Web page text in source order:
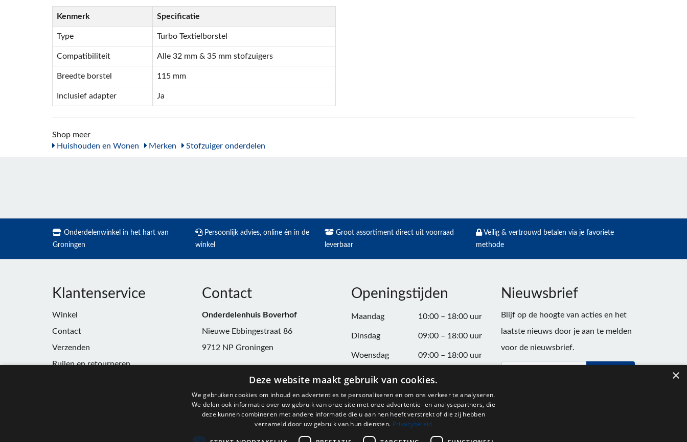
Kenmerk Specificatie
Type Turbo Textielborstel
Compatibiliteit Alle 32 mm & 35 mm stofzuigers
Breedte borstel 115 mm
Inclusief adapter Ja
Shop meer
Huishouden en Wonen
Merken Stofzuiger onderdelen
Onderdelenwinkel in het hart van
Groningen
Persoonlijk advies, online én in de
winkel
Groot assortiment direct uit voorraad
leverbaar
Veilig & vertrouwd betalen via je favoriete
methode
Klantenservice
Winkel
Contact
Verzenden
Ruilen en retourneren
Contact
Onderdelenhuis Boverhof
Nieuwe Ebbingestraat 86
9712 NP Groningen
winkel@onderdelenhuisgroningen.nl
91037743
Openingstijden
Maandag 10:00 – 18:00 uur
Dinsdag 09:00 – 18:00 uur
Woensdag 09:00 – 18:00 uur
Donderdag 09:00 – 20:00 uur
Vrijdag 09:00 – 18:00 uur
Zaterdag 09:00 – 17:00 uur
Nieuwsbrief
Blijf op de hoogte van acties en het
laatste nieuws door je aan te melden
voor de nieuwsbrief.
×
Deze website maakt gebruik van cookies.
We gebruiken cookies om inhoud en advertenties te personaliseren en om ons verkeer te analyseren.
We delen ook informatie over uw gebruik van onze site met onze advertentie- en analysepartners, die
deze kunnen combineren met andere informatie die u aan hen heeft verstrekt of die zij hebben
verzameld door uw gebruik van hun diensten. Privacybeleid